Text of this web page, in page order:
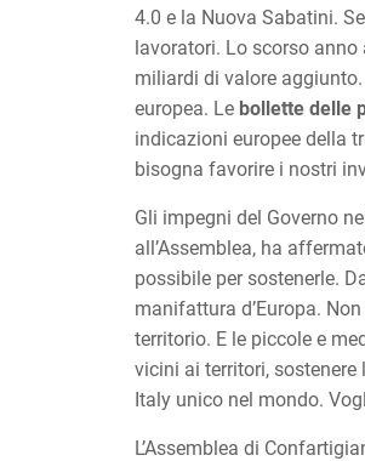
4.0 e la Nuova Sabatini.
lavoratori. Lo scorso
miliardi di valore
europea. Le bollette delle
indicazioni europee della
bisogna favorire i nostri
Gli impegni del Governo
all’Assemblea, ha
possibile per sostenerle.
manifattura d’Europa.
territorio. E le piccole e
vicini ai territori,
Italy unico nel mondo.
L’Assemblea di